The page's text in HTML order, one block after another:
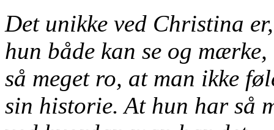
Det unikke ved Christina
hun både kan se og
så meget ro, at man ikke
sin historie. At hun har så